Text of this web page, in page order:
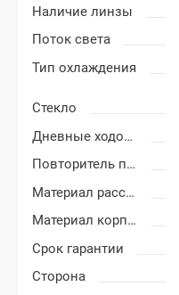
Наличие линзы
Поток света
Тип охлаждения
Стекло
Дневные ходовые огни
Повторитель поворота
Материал рассеивателя
Материал корпуса
Срок гарантии
Сторона